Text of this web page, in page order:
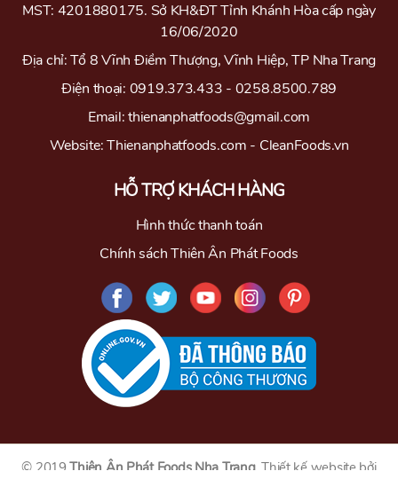
MST: 4201880175. Sở KH&ĐT Tỉnh Khánh Hòa cấp ngày
16/06/2020
Địa chỉ: Tổ 8 Vĩnh Điềm Thượng, Vĩnh Hiệp, TP Nha Trang
Điện thoại: 0919.373.433 - 0258.8500.789
Email: thienanphatfoods@gmail.com
Website: Thienanphatfoods.com - CleanFoods.vn
HỖ TRỢ KHÁCH HÀNG
Hình thức thanh toán
Chính sách Thiên Ân Phát Foods
© 2019Thiên Ân Phát Foods Nha Trang.Thiết kế websitebởi